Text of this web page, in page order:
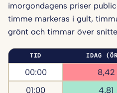
imorgondagens priser
timme markeras i gult,
grönt och timmar över
TID IDAG
00:00 8,42
01:00
4,81